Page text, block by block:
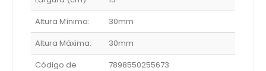
Altura Mínima:
30mm
Altura Máxima:
30mm
Código de
7898550255673